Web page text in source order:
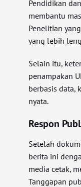
Pendidikan
membantu
Penelitian
yang lebih
Selain itu,
penampakan
berbasis data,
nyata.
Respon
Setelah
berita ini
media cetak,
Tanggapan